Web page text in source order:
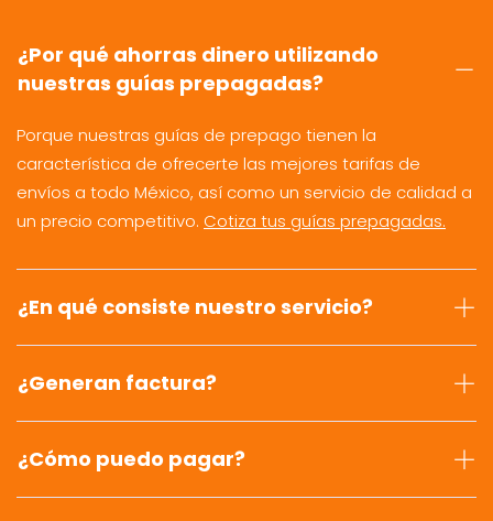
¿Por qué ahorras dinero utilizando
nuestras guías prepagadas?
Porque nuestras guías de prepago tienen la
característica de ofrecerte las mejores tarifas de
envíos a todo México, así como un servicio de calidad a
un precio competitivo. Cotiza tus guías prepagadas.
¿En qué consiste nuestro servicio?
¿Generan factura?
¿Cómo puedo pagar?